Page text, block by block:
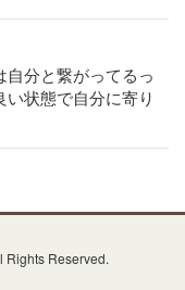
自分と繋がってるっ
状態で自分に寄り
Rights Reserved.